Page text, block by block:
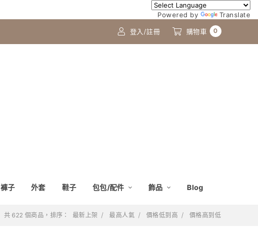
Powered by Translate
登入/註冊 購物車 0
褲子 外套 鞋子 包包/配件 飾品 Blog
共 622 個商品，排序： 最新上架 最高人氣 價格低到高 價格高到低